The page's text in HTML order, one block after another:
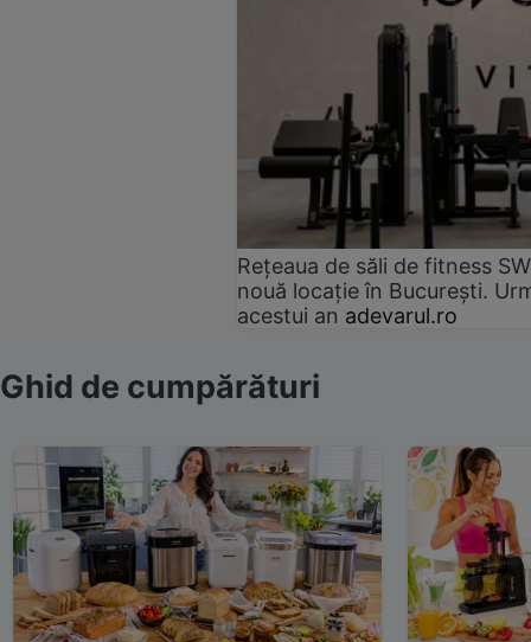
Rețeaua de săli de fitness
nouă locație în București.
acestui an adevarul.ro
Ghid de cumpărături